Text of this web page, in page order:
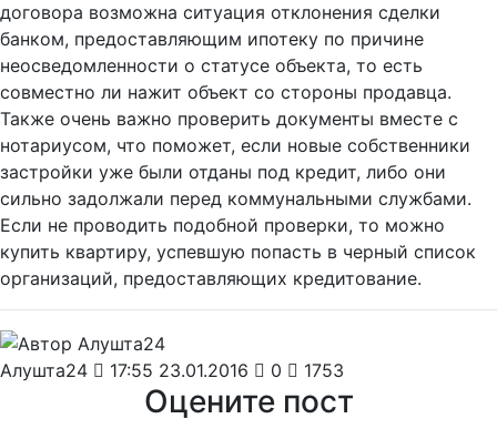
договора возможна ситуация отклонения сделки
банком, предоставляющим ипотеку по причине
неосведомленности о статусе объекта, то есть
совместно ли нажит объект со стороны продавца.
Также очень важно проверить документы вместе с
нотариусом, что поможет, если новые собственники
застройки уже были отданы под кредит, либо они
сильно задолжали перед коммунальными службами.
Если не проводить подобной проверки, то можно
купить квартиру, успевшую попасть в черный список
организаций, предоставляющих кредитование.
Алушта24 17:55 23.01.2016 0 1753
Оцените пост